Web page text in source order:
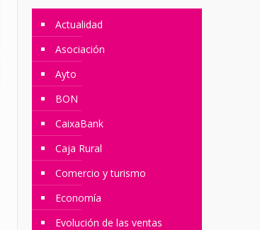
Actualidad
Asociación
Ayto
BON
CaixaBank
Caja Rural
Comercio y turismo
Economía
Evolución de las ventas